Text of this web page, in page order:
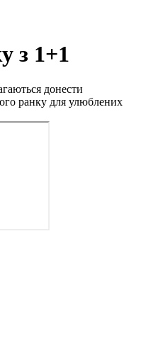
з 1+1
донести
ранку для улюблених